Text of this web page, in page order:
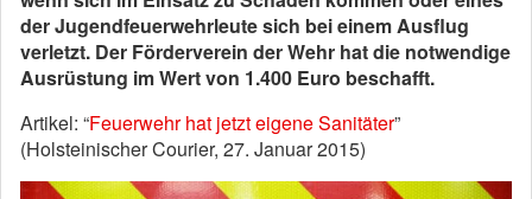
der Jugendfeuerwehrleute sich bei einem Ausflug
verletzt. Der Förderverein der Wehr hat die notwendige
Ausrüstung im Wert von 1.400 Euro beschafft.
Artikel: “Feuerwehr hat jetzt eigene Sanitäter”
(Holsteinischer Courier, 27. Januar 2015)